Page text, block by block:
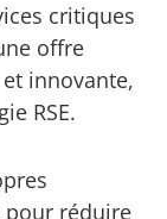
critiques
offre
innovante,
RSE.
pour réduire